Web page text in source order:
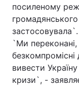
Техно і зв'язок
Зброя
Здоров'я
Цікавинки
посиленому
громадянського
застосовувала`.
`Ми
безкомпромісні
вивести Україну
кризи`, -